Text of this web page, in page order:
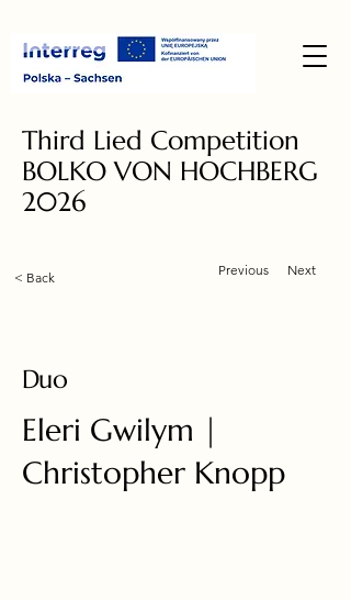
Third Lied Competition
BOLKO VON HOCHBERG
2026
< Back Previous Next
Duo
Eleri Gwilym |
Christopher Knopp